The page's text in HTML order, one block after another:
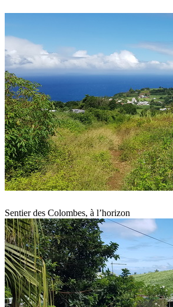
Sentier des Colombes, à l’horizon